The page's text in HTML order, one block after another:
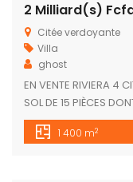
2 Milliard(s)
Citée verdoyante
Villa
ghost
EN VENTE RIVIERA 4
SOL DE 15 PIÈCES
AUTRES CHAMBRES
RÉUNION,3
1 400 m2